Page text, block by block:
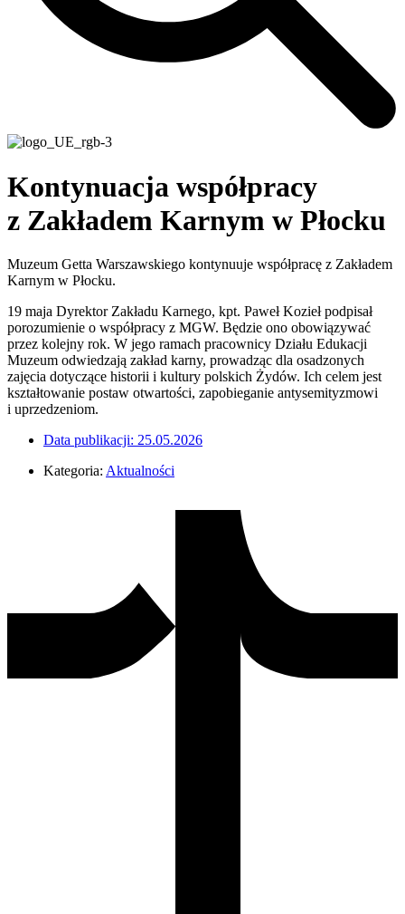
Kontynuacja współpracy
z Zakładem Karnym w Płocku
Muzeum Getta Warszawskiego kontynuuje współpracę z Zakładem
Karnym w Płocku.
19 maja Dyrektor Zakładu Karnego, kpt. Paweł Kozieł podpisał
porozumienie o współpracy z MGW. Będzie ono obowiązywać
przez kolejny rok. W jego ramach pracownicy Działu Edukacji
Muzeum odwiedzają zakład karny, prowadząc dla osadzonych
zajęcia dotyczące historii i kultury polskich Żydów. Ich celem jest
kształtowanie postaw otwartości, zapobieganie antysemityzmowi
i uprzedzeniom.
Data publikacji: 25.05.2026
Kategoria: Aktualności